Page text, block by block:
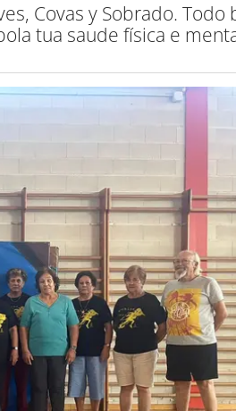
Covas y Sobrado.
tua saude física e